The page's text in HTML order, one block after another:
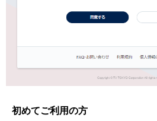
初めてご利用の方